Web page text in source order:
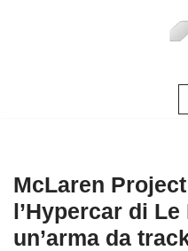
McLaren
l’Hypercar di
un’arma da